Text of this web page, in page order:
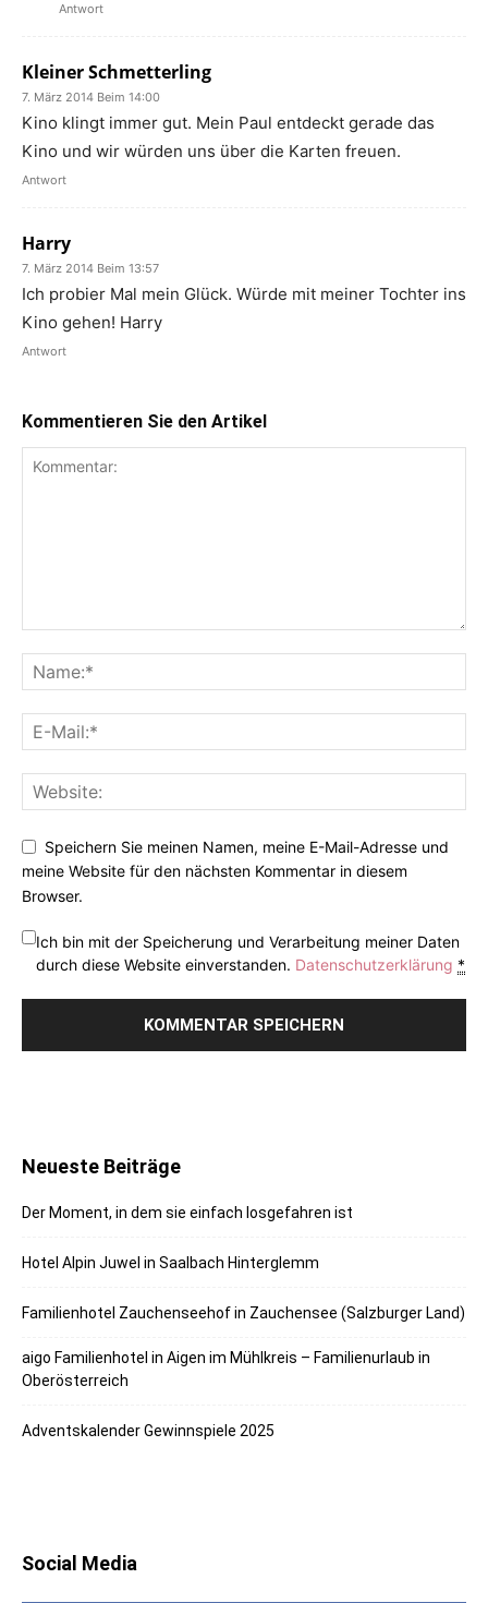
Antwort
Kleiner Schmetterling
7. März 2014 Beim 14:00
Kino klingt immer gut. Mein Paul entdeckt gerade das
Kino und wir würden uns über die Karten freuen.
Antwort
Harry
7. März 2014 Beim 13:57
Ich probier Mal mein Glück. Würde mit meiner Tochter ins
Kino gehen! Harry
Antwort
Kommentieren Sie den Artikel
Speichern Sie meinen Namen, meine E-Mail-Adresse und
meine Website für den nächsten Kommentar in diesem
Browser.
Ich bin mit der Speicherung und Verarbeitung meiner Daten
durch diese Website einverstanden. Datenschutzerklärung *
Neueste Beiträge
Der Moment, in dem sie einfach losgefahren ist
Hotel Alpin Juwel in Saalbach Hinterglemm
Familienhotel Zauchenseehof in Zauchensee (Salzburger Land)
aigo Familienhotel in Aigen im Mühlkreis – Familienurlaub in
Oberösterreich
Adventskalender Gewinnspiele 2025
Social Media